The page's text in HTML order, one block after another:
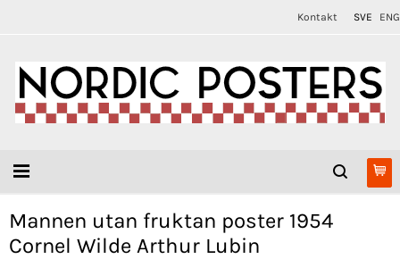
Kontakt SVE ENG
Mannen utan fruktan poster 1954
Cornel Wilde Arthur Lubin